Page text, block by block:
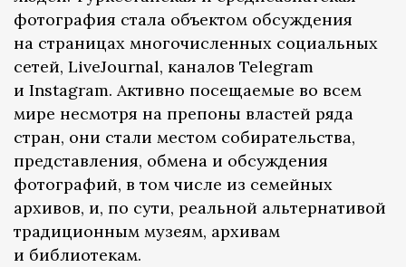
фотография стала объектом обсуждения
на страницах многочисленных социальных
сетей, LiveJournal, каналов Telegram
и Instagram. Активно посещаемые во всем
мире несмотря на препоны властей ряда
стран, они стали местом собирательства,
представления, обмена и обсуждения
фотографий, в том числе из семейных
архивов, и, по сути, реальной альтернативой
традиционным музеям, архивам
и библиотекам.